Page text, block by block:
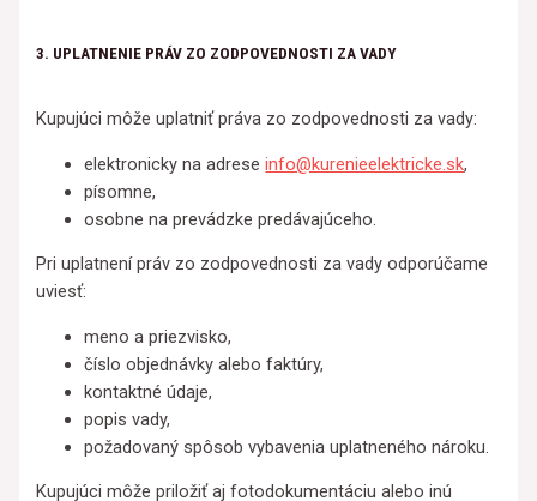
3. UPLATNENIE PRÁV ZO ZODPOVEDNOSTI ZA VADY
Kupujúci môže uplatniť práva zo zodpovednosti za vady:
elektronicky na adreseinfo@kurenieelektricke.sk,
písomne,
osobne na prevádzke predávajúceho.
Pri uplatnení práv zo zodpovednosti za vady odporúčame
uviesť:
meno a priezvisko,
číslo objednávky alebo faktúry,
kontaktné údaje,
popis vady,
požadovaný spôsob vybavenia uplatneného nároku.
Kupujúci môže priložiť aj fotodokumentáciu alebo inú